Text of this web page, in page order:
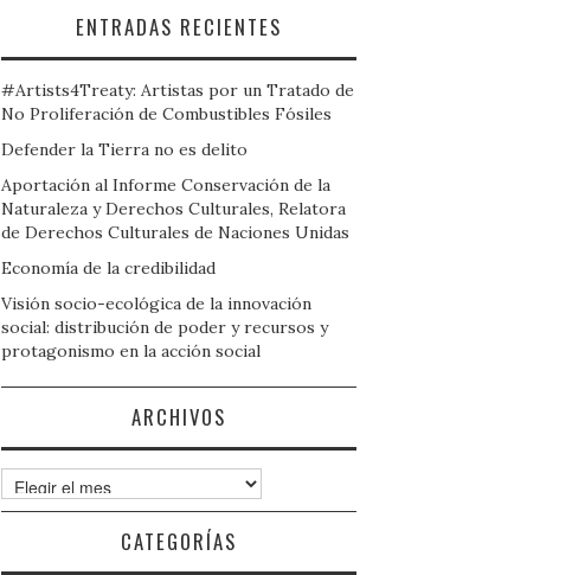
ENTRADAS RECIENTES
#Artists4Treaty: Artistas por un Tratado de
No Proliferación de Combustibles Fósiles
Defender la Tierra no es delito
Aportación al Informe Conservación de la
Naturaleza y Derechos Culturales, Relatora
de Derechos Culturales de Naciones Unidas
Economía de la credibilidad
Visión socio-ecológica de la innovación
social: distribución de poder y recursos y
protagonismo en la acción social
ARCHIVOS
Archivos
CATEGORÍAS